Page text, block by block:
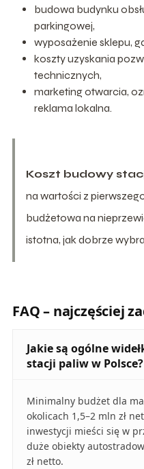
budowa budynku
parkingowej,
wyposażenie sklepu,
koszty uzyskania
technicznych,
marketing otwarcia,
reklama lokalna.
Koszt budowy
na wartości z
budżetowa na
istotna, jak dobrze
FAQ – najczęściej
Jakie są ogólne
stacji paliw w Polsce?
Minimalny budżet dla
okolicach 1,5–2 mln zł
inwestycji mieści się w
duże obiekty
zł netto.